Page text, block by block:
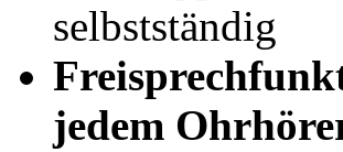
selbstständig
jedem